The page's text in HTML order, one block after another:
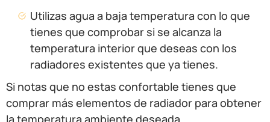
Utilizas agua a baja temperatura con lo que
tienes que comprobar si se alcanza la
temperatura interior que deseas con los
radiadores existentes que ya tienes.
Si notas que no estas confortable tienes que
comprar más elementos de radiador para obtener
la temperatura ambiente deseada.